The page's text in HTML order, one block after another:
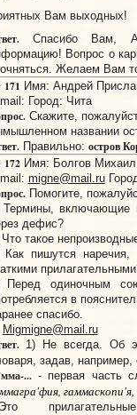
Вам выходных!
Спасибо Вам,
Вопрос о
Желаем Вам
171 Имя: Андрей
Город: Чита
Скажите,
названии
Правильно: остров
172Имя: Болгов Михаил
migne@mail.ru
Помогите,
Термины, включающие
дефис?
такое
Как пишутся наречия,
Перед одиночным
в
спасибо.
Migmigne@mail.ru
1) Не всегда. Об
задав,
...- первая часть